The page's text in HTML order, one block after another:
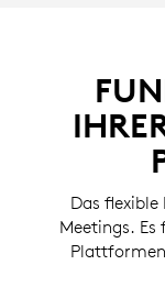
Das
Meetings.